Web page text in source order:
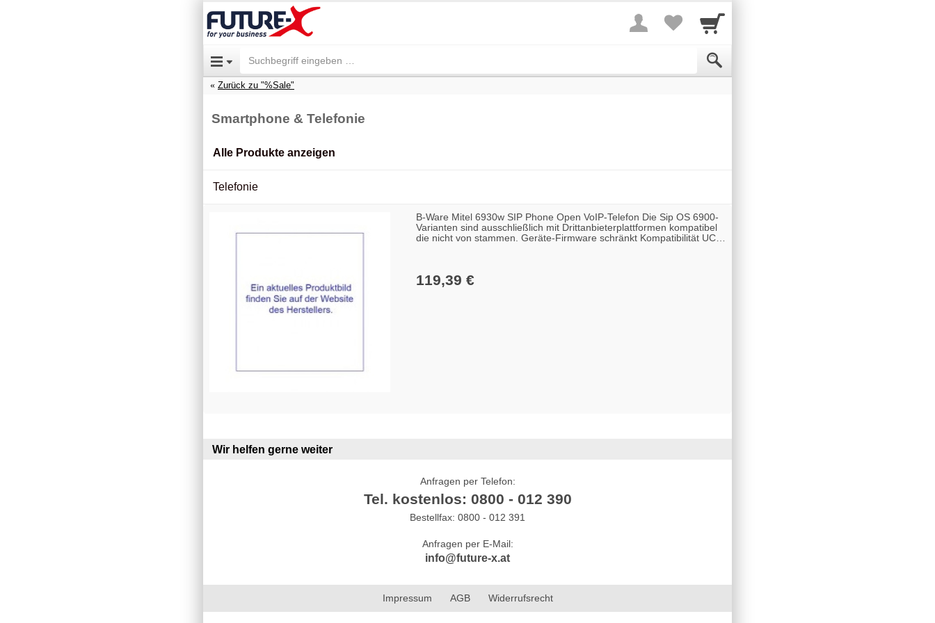
Zurück zu "%Sale"
Smartphone & Telefonie
Alle Produkte anzeigen
Telefonie
B-Ware Mitel 6930w SIP Phone Open VoIP-Telefon Die Sip OS 6900-
Varianten sind ausschließlich mit Drittanbieterplattformen kompatibel
die nicht von stammen. Geräte-Firmware schränkt Kompatibilität UC-
119,39 €
Wir helfen gerne weiter
Anfragen per Telefon:
Tel. kostenlos: 0800 - 012 390
Bestellfax: 0800 - 012 391
Anfragen per E-Mail:
info@future-x.at
Impressum AGB Widerrufsrecht